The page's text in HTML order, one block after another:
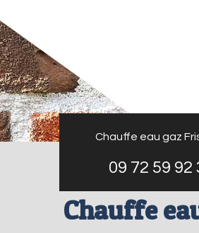
Chauffe eau gaz
09 72 59 92
Chauffe